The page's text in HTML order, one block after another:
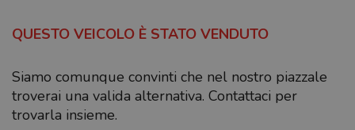
QUESTO VEICOLO È STATO VENDUTO
Siamo comunque convinti che nel nostro piazzale
troverai una valida alternativa. Contattaci per
trovarla insieme.